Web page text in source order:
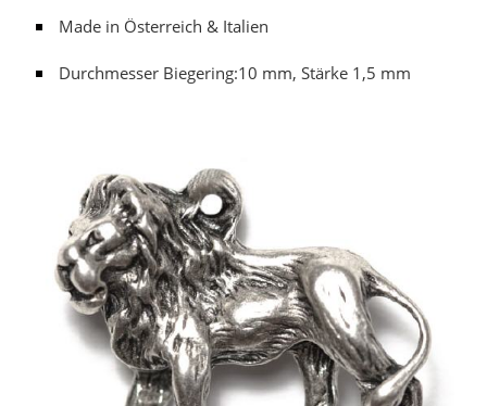
Made in Österreich & Italien
Durchmesser Biegering:10 mm, Stärke 1,5 mm